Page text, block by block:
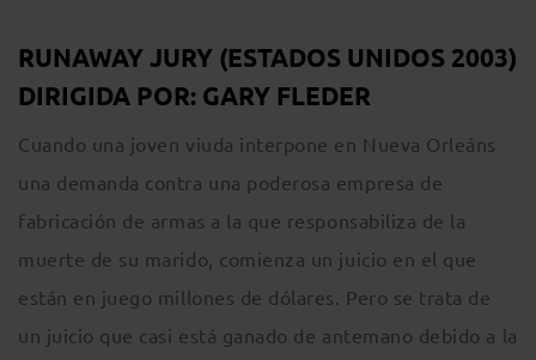
RUNAWAY JURY (ESTADOS UNIDOS 2003)
DIRIGIDA POR: GARY FLEDER
Cuando una joven viuda interpone en Nueva Orleáns
una demanda contra una poderosa empresa de
fabricación de armas a la que responsabiliza de la
muerte de su marido, comienza un juicio en el que
están en juego millones de dólares. Pero se trata de
un juicio que casi está ganado de antemano debido a la